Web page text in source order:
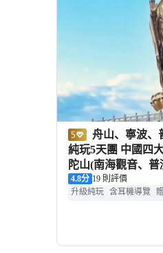
純玩5天團 中國四大佛教名山～普
陀山(南海觀音、
法雨寺)、寧波(雪竇
彌勒聖壇、東錢湖
4.8分 19 則評價
升級純玩 含耳機導覽